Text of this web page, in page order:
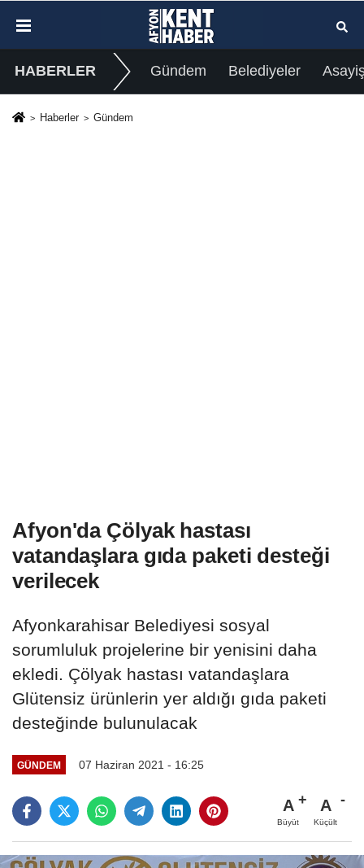
HABERLER Gündem Belediyeler
Haberler Gündem
Afyon'da Çölyak hastası
vatandaşlara gıda paketi desteği
verilecek
Afyonkarahisar Belediyesi sosyal
sorumluluk projelerine bir yenisini daha
ekledi. Çölyak hastası vatandaşlara
Glütensiz ürünlerin yer aldığı gıda paketi
desteğinde bulunulacak
GÜNDEM 07 Haziran 2021 - 16:25
A
Büyüt
A
Küçült